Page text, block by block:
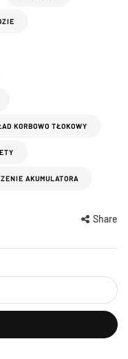
KORBOWO TŁOKOWY
AKUMULATORA
Share